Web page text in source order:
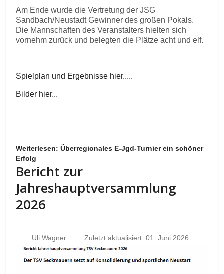
Am Ende wurde die Vertretung der JSG
Sandbach/Neustadt Gewinner des großen Pokals.
Die Mannschaften des Veranstalters hielten sich
vornehm zurück und belegten die Plätze acht und elf.
Spielplan und Ergebnisse hier.....
Bilder hier...
Weiterlesen: Überregionales E-Jgd-Turnier ein schöner
Erfolg
Bericht zur
Jahreshauptversammlung
2026
Uli Wagner Zuletzt aktualisiert: 01. Juni 2026